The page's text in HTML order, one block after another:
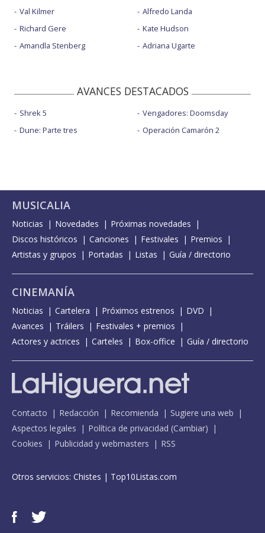
Val Kilmer
Richard Gere
Amandla Stenberg
Alfredo Landa
Kate Hudson
Adriana Ugarte
AVANCES DESTACADOS
Shrek 5
Dune: Parte tres
Vengadores: Doomsday
Operación Camarón 2
MUSICALIA
Noticias Novedades
Próximas novedades
Discos históricos
Canciones Festivales
Premios
Artistas y grupos
Portadas Listas Guía / directorio
CINEMANÍA
Noticias Cartelera Próximos estrenos
DVD
Avances
Tráilers
Festivales + premios
Actores y actrices
Carteles Box-office Guía / directorio
Contacto Redacción Recomienda
Sugiere una web
Aspectos legales
Política de privacidad (Cambiar)
Cookies
Publicidad y webmasters RSS
Otros servicios: Chistes | Top10Listas.com